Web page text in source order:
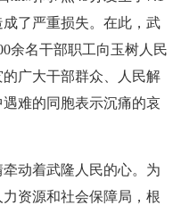
了严重损失。在此，武
余名干部职工向玉树人民
广大干部群众、人民解
难的同胞表示沉痛的哀
动着武隆人民的心。为
资源和社会保障局，根